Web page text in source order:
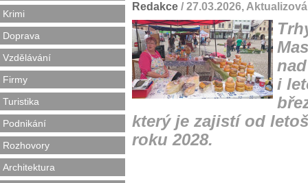
Krimi
Doprava
Vzdělávání
Firmy
Turistika
Podnikání
Rozhovory
Architektura
Redakce / 27.03.2026,
i
který je zajistí od
roku 2028.